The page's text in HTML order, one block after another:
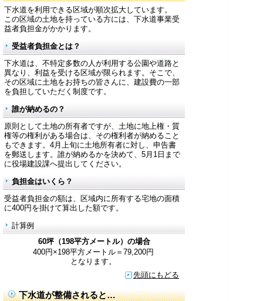
下水道を利用できる区域が順次拡大しています。
この区域の土地を持っている方には、下水道事業受
益者負担金がかかります。
受益者負担金とは？
下水道は、不特定多数の人が利用する公園や道路と
異なり、利益を受ける区域が限られます。そこで、
その区域に土地をお持ちの皆さんに、建設費の一部
を負担していただく制度です。
誰が納めるの？
原則として土地の所有者ですが、土地に地上権・質
権等の権利がある場合は、その権利者が納めること
もできます。4月上旬に土地所有者に対し、申告書
を郵送します。誰が納めるかを決めて、5月1日まで
に役場建設課へ提出してください。
負担金はいくら？
受益者負担金の額は、区域内に所有する宅地の面積
に400円を掛けて算出した額です。
計算例
60坪（198平方メートル）の場合
400円×198平方メートル＝79,200円
となります。
先頭にもどる
下水道が整備されると…